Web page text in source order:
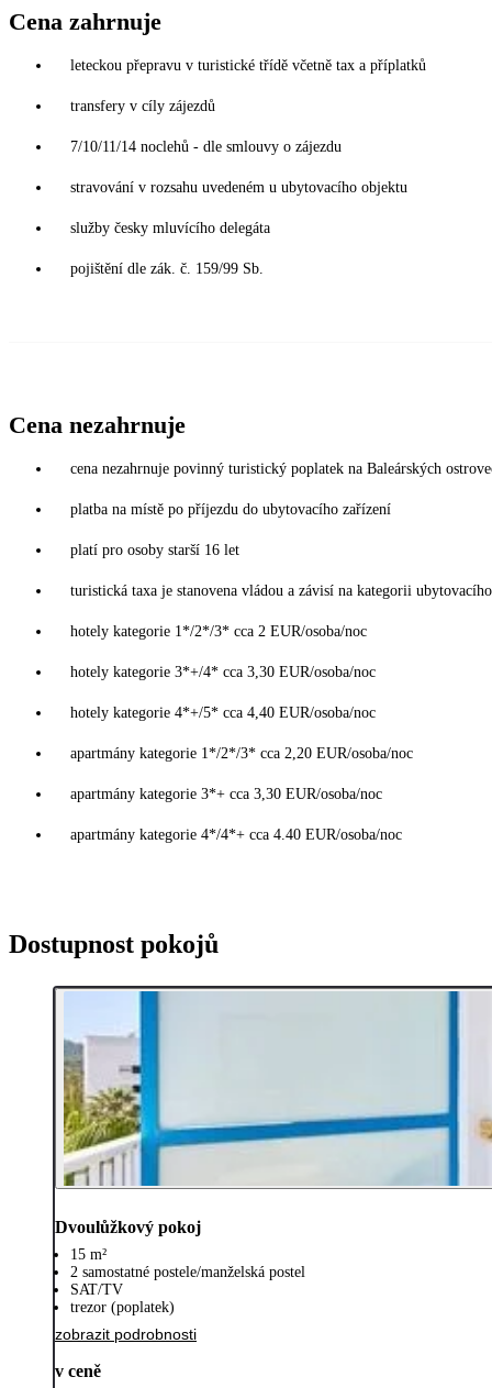
Cena zahrnuje
leteckou přepravu v turistické třídě včetně tax a příplatků
transfery v cíly zájezdů
7/10/11/14 noclehů - dle smlouvy o zájezdu
stravování v rozsahu uvedeném u ubytovacího objektu
služby česky mluvícího delegáta
pojištění dle zák. č. 159/99 Sb.
Cena nezahrnuje
cena nezahrnuje povinný turistický poplatek na Baleárských
platba na místě po příjezdu do ubytovacího zařízení
platí pro osoby starší 16 let
turistická taxa je stanovena vládou a závisí na kategorii
hotely kategorie 1*/2*/3* cca 2 EUR/osoba/noc
hotely kategorie 3*+/4* cca 3,30 EUR/osoba/noc
hotely kategorie 4*+/5* cca 4,40 EUR/osoba/noc
apartmány kategorie 1*/2*/3* cca 2,20 EUR/osoba/noc
apartmány kategorie 3*+ cca 3,30 EUR/osoba/noc
apartmány kategorie 4*/4*+ cca 4.40 EUR/osoba/noc
Dostupnost pokojů
Dvoulůžkový pokoj
15 m²
2 samostatné postele/manželská postel
SAT/TV
trezor (poplatek)
zobrazit podrobnosti
v ceně